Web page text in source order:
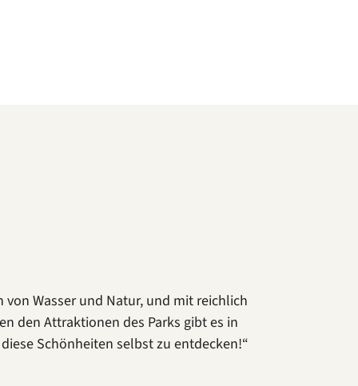
Wasser und Natur, und mit reichlich
den Attraktionen des Parks gibt es in
Schönheiten selbst zu entdecken!“